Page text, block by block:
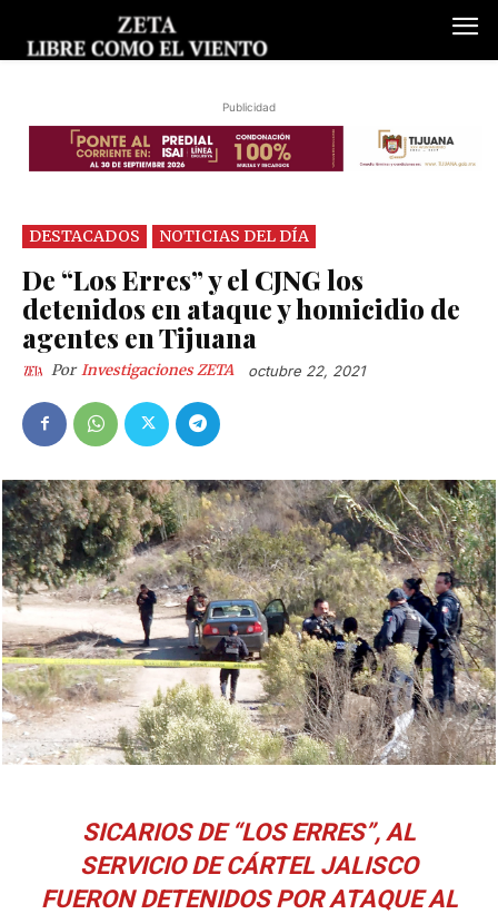
Publicidad
DESTACADOS NOTICIAS DEL DÍA
De “Los Erres” y el CJNG los
detenidos en ataque y homicidio de
agentes en Tijuana
Por Investigaciones ZETA octubre 22, 2021
SICARIOS DE “LOS ERRES”, AL
SERVICIO DE CÁRTEL JALISCO
FUERON DETENIDOS POR ATAQUE AL